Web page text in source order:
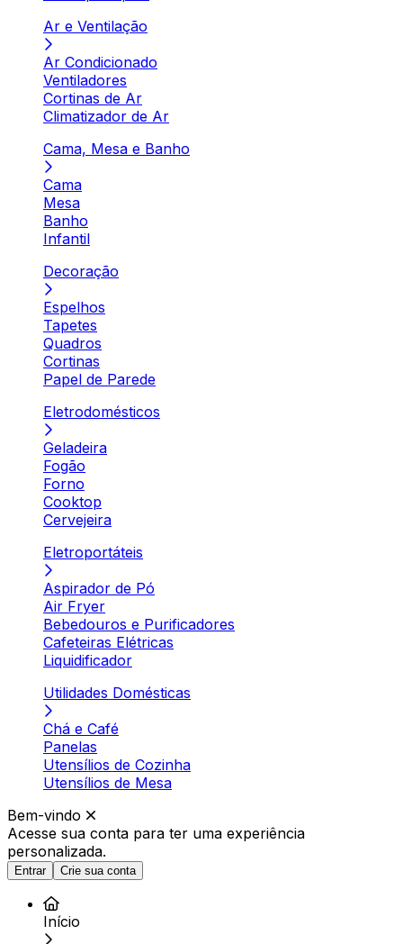
Ar e Ventilação
Ar Condicionado
Ventiladores
Cortinas de Ar
Climatizador de Ar
Cama, Mesa e Banho
Cama
Mesa
Banho
Infantil
Decoração
Espelhos
Tapetes
Quadros
Cortinas
Papel de Parede
Eletrodomésticos
Geladeira
Fogão
Forno
Cooktop
Cervejeira
Eletroportáteis
Aspirador de Pó
Air Fryer
Bebedouros e Purificadores
Cafeteiras Elétricas
Liquidificador
Utilidades Domésticas
Chá e Café
Panelas
Utensílios de Cozinha
Utensílios de Mesa
Bem-vindo
Acesse sua conta para ter uma experiência
personalizada.
Entrar Crie sua conta
Início